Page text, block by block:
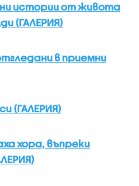
истории от живота
(ГАЛЕРИЯ)
в приемни
(ГАЛЕРИЯ)
хора, въпреки